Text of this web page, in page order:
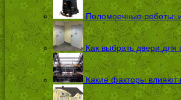
Поломоечные роботы:
Как выбрать двери
Какие факторы влияют